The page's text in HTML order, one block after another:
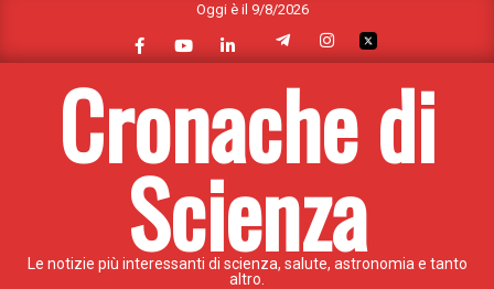
content
Oggi è il 9/8/2026
Cronache di
Scienza
Le notizie più interessanti di scienza, salute, astronomia e tanto
altro.